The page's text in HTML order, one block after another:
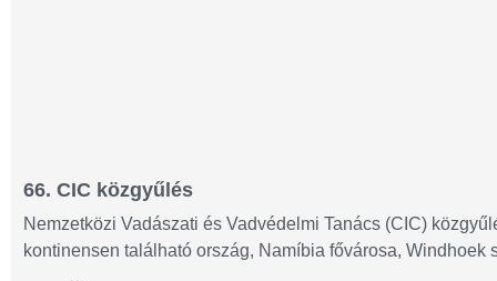
66. CIC közgyűlés
Nemzetközi Vadászati és Vadvédelmi Tanács (CIC)
kontinensen található ország, Namíbia fővárosa, Windhoek